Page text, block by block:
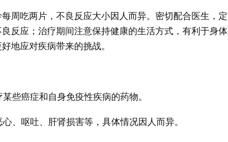
周吃两片，不良反应大小因人而异。密切配合医生，定
反应；治疗期间注意保持健康的生活方式，有利于身体
地应对疾病带来的挑战。
些癌症和自身免疫性疾病的药物。
、呕吐、肝肾损害等，具体情况因人而异。